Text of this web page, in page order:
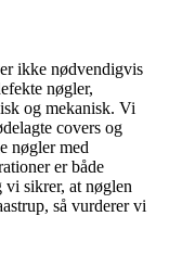
ikke nødvendigvis
nøgler,
og mekanisk. Vi
covers og
nøgler med
er både
sikrer, at nøglen
så vurderer vi